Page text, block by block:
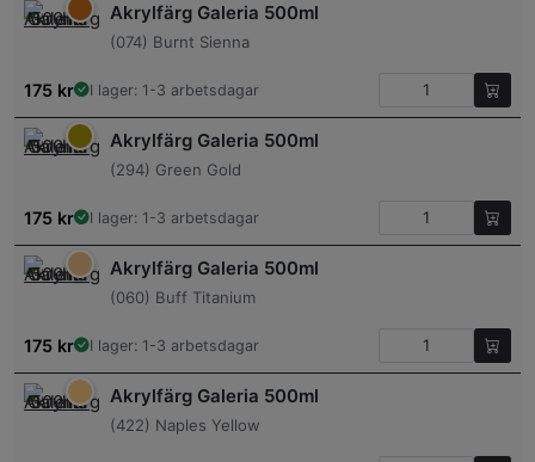
Akrylfärg Galeria 500ml
(074) Burnt Sienna
175 kr I lager: 1-3 arbetsdagar
Akrylfärg Galeria 500ml
(294) Green Gold
175 kr I lager: 1-3 arbetsdagar
Akrylfärg Galeria 500ml
(060) Buff Titanium
175 kr I lager: 1-3 arbetsdagar
Akrylfärg Galeria 500ml
(422) Naples Yellow